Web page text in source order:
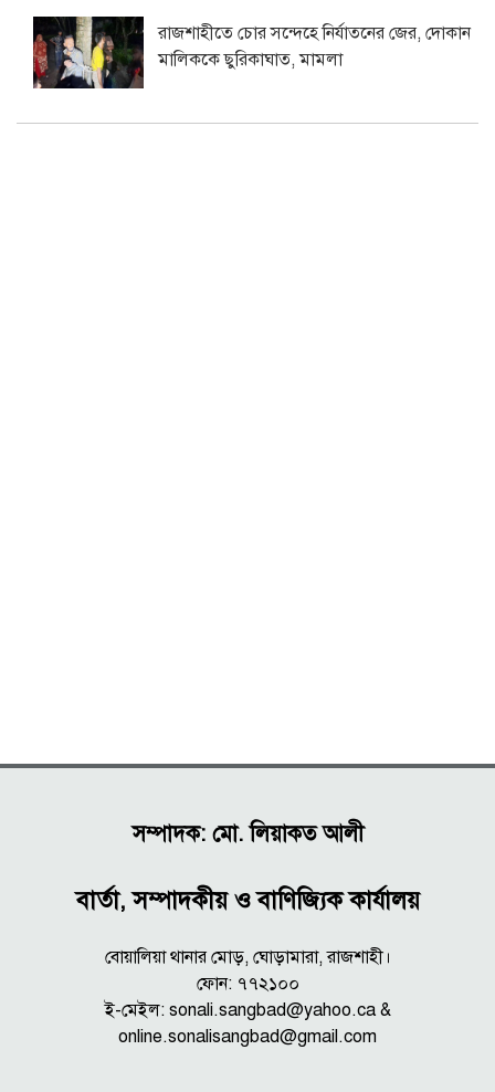
রাজশাহীতে চোর সন্দেহে নির্যাতনের জের, দোকান
মালিককে ছুরিকাঘাত, মামলা
সম্পাদক: মো. লিয়াকত আলী
বার্তা, সম্পাদকীয় ও বাণিজ্যিক কার্যালয়
বোয়ালিয়া থানার মোড়, ঘোড়ামারা, রাজশাহী।
ফোন: ৭৭২১০০
ই-মেইল: sonali.sangbad@yahoo.ca &
online.sonalisangbad@gmail.com